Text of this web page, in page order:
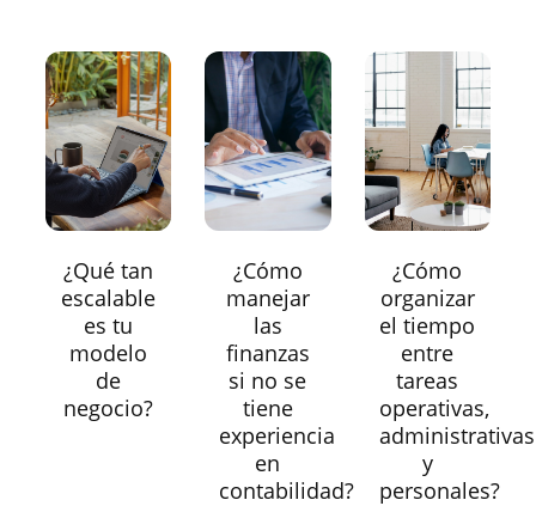
¿Qué tan
escalable
es tu
modelo
de
negocio?
¿Cómo
manejar
las
finanzas
si no se
tiene
experiencia
en
contabilidad?
¿Cómo
organizar
el tiempo
entre
tareas
operativas,
administrativas
y
personales?